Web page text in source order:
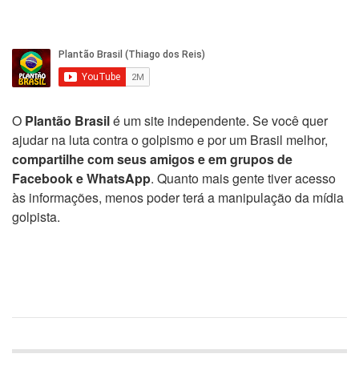
O Plantão Brasilé um site independente. Se você quer
ajudar na luta contra o golpismo e por um Brasil melhor,
compartilhe com seus amigos e em grupos de
Facebook e WhatsApp. Quanto mais gente tiver acesso
às informações, menos poder terá a manipulação da mídia
golpista.